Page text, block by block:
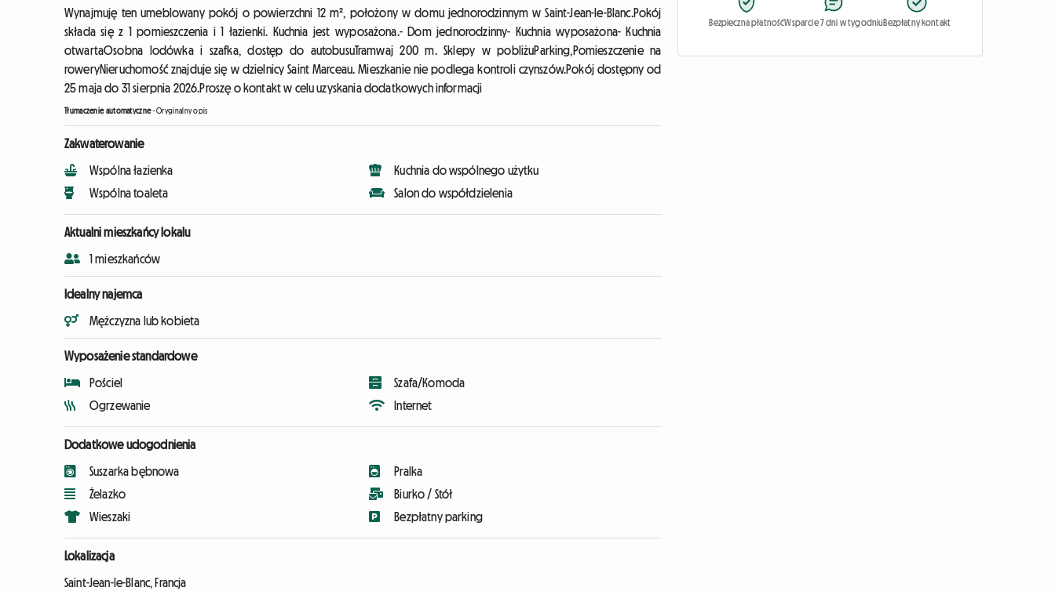
Wynajmuję ten umeblowany pokój o powierzchni 12 m², położony w domu jednorodzinnym w Saint-Jean-le-Blanc.Pokój
składa się z 1 pomieszczenia i 1 łazienki. Kuchnia jest wyposażona.- Dom jednorodzinny- Kuchnia wyposażona- Kuchnia
otwartaOsobna lodówka i szafka, dostęp do autobusuTramwaj 200 m. Sklepy w pobliżuParking,Pomieszczenie na
roweryNieruchomość znajduje się w dzielnicy Saint Marceau. Mieszkanie nie podlega kontroli czynszów.Pokój dostępny od
25 maja do 31 sierpnia 2026.Proszę o kontakt w celu uzyskania dodatkowych informacji
Tłumaczenie automatyczne-Oryginalny opis
Zakwaterowanie
Wspólna łazienka
Wspólna toaleta
Kuchnia do wspólnego użytku
Salon do współdzielenia
Aktualni mieszkańcy lokalu
1 mieszkańców
Idealny najemca
Mężczyzna lub kobieta
Wyposażenie standardowe
Pościel
Ogrzewanie
Szafa/Komoda
Internet
Dodatkowe udogodnienia
Suszarka bębnowa
Żelazko
Wieszaki
Pralka
Biurko / Stół
Bezpłatny parking
Lokalizacja
Saint-Jean-le-Blanc, Francja
Bezpieczna płatnośćWsparcie 7 dni w tygodniuBezpłatny kontakt